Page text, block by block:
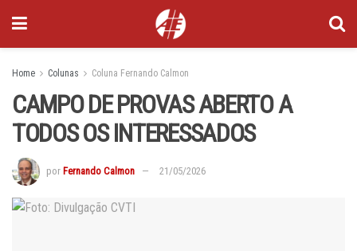
Home Colunas Coluna Fernando Calmon
CAMPO DE PROVAS ABERTO A
TODOS OS INTERESSADOS
por Fernando Calmon 21/05/2026